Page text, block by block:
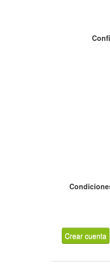
Crear cuenta